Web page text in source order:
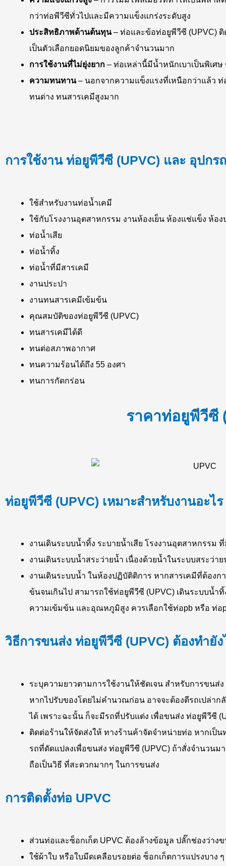
กว่าท่อพีวีซีทั่วไปและมีความแข็งแกร่งระดับสูง
ประสิทธิภาพด้านต้นทุน– ท่อและข้อท่อยูพีวีซี (UPVC) ติ
เป็นตัวเลือกยอดนิยมของลูกค้าจำนวนมาก
การใช้งานที่ไม่ยุ่งยาก – ท่อเหล่านี้มีน้ำหนักเบาเป็นพิเศ
ความทนทาน– นอกจากความแข็งแรงที่เหนือกว่าแล้ว
ทนด่าง ทนสารเคมีสูงมาก
การใช้งาน ท่อยูพีวีซี (UPVC) และ อุปกร
ใช้สำหรับงานท่อน้ำเคมี
ใช้กับโรงงานอุตสาหกรรม งานห้องเย็น ห้องแช่แข็ง ห้อ
ท่อน้ำเสีย
ท่อน้ำทิ้ง
ท่อน้ำที่มีสารเคมี
งานประปา
งานทนสารเคมีเข้มข้น
คุณสมบัติของท่อยูพีวีซี (UPVC)
ทนสารเคมีได้ดี
ทนต่อสภาพอากาศ
ทนความร้อนได้ถึง 55 องศา
ทนการกัดกร่อน
ราคาท่อยูพีวีซี
ท่อยูพีวีซี (UPVC) เหมาะสำหรับงานอะไร
งานเดินระบบน้ำทิ้ง ระบายน้ำเสีย โรงงานอุตสาหกรรม
งานเดินระบบน้ำสระว่ายน้ำ เนื่องด้วยน้ำในระบบสระว่
งานเดินระบบน้ำ ในห้องปฏิบัติติการ หากสารเคมีที่ต้อง
ข้นจนเกินไป สามารถใช้ท่อยูพีวีซี (UPVC) เดินระบบน้ำ
ความเข้มข้น และอุณหภูมิสูง ควรเลือกใช้ท่อpb หรือ ท่อ
วิธีการขนส่ง ท่อยูพีวีซี (UPVC) ต้องทำยัง
ระบุความยาวตามการใช้งานให้ชัดเจน สำหรับการขนส่
หากไปรับของโดยไม่คำนวณก่อน อาจจะต้องตีรถเปล่าก
ได้ เพราะฉะนั้น ก็จะมีรถที่ปรับแต่ง เพื่อขนส่ง ท่อยูพีวีซี
ติดต่อร้านให้จัดส่งให้ ทางร้านค้าจัดจำหน่ายท่อ หากเป็
รถที่ดัดแปลงเพื่อขนส่ง ท่อยูพีวีซี (UPVC) ถ้าสั่งจำนวน
ถือเป็นวิธี ที่สะดวกมากๆ ในการขนส่ง
การติดตั้งท่อ UPVC
ส่วนท่อและซ็อกเก็ต UPVC ต้องล้างข้อมูล ปลั๊กช่องว่าง
ใช้ผ้าใบ หรือใบมีดเคลือบรอยต่อ ซ็อกเก็ตการแปรงบาง